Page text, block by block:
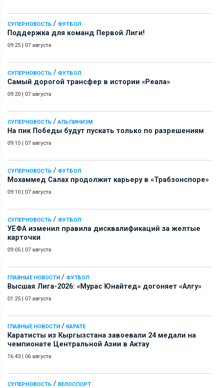
СУПЕРНОВОСТЬ / ФУТБОЛ
Поддержка для команд Первой Лиги!
09:25 | 07 августа
СУПЕРНОВОСТЬ / ФУТБОЛ
Самый дорогой трансфер в истории «Реала»
09:20 | 07 августа
СУПЕРНОВОСТЬ / АЛЬПИНИЗМ
На пик Победы будут пускать только по разрешениям
09:15 | 07 августа
СУПЕРНОВОСТЬ / ФУТБОЛ
Мохаммед Салах продолжит карьеру в «Трабзонспоре»
09:10 | 07 августа
СУПЕРНОВОСТЬ / ФУТБОЛ
УЕФА изменил правила дисквалификаций за желтые
карточки
09:05 | 07 августа
ГЛАВНЫЕ НОВОСТИ / ФУТБОЛ
Высшая Лига-2026: «Мурас Юнайтед» догоняет «Алгу»
01:25 | 07 августа
ГЛАВНЫЕ НОВОСТИ / КАРАТЕ
Каратисты из Кыргызстана завоевали 24 медали на
чемпионате Центральной Азии в Актау
16:43 | 06 августа
СУПЕРНОВОСТЬ / ВЕЛОСПОРТ